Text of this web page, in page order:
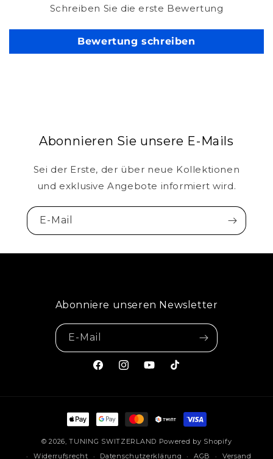
Schreiben Sie die erste Bewertung
Bewertung schreiben
Abonnieren Sie unsere E-Mails
Sei der Erste, der über neue Kollektionen
und exklusive Angebote informiert wird.
E-Mail
Abonniere unseren Newsletter
E-Mail
FacebookInstagramYouTubeTikTok
Zahlungsmethoden
© 2026,TUNING SWITZERLAND Powered by Shopify
Widerrufsrecht
Datenschutzerklärung AGB Versand